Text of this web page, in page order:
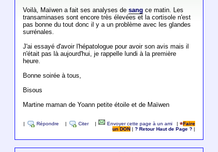
Voilà, Maïwen a fait ses analyses de sang ce matin. Les
transaminases sont encore très élevées et la cortisole n'est
pas bonne du tout donc il y a un problème avec les glandes
surrénales.
J'ai essayé d'avoir l'hépatologue pour avoir son avis mais il
n'était pas là aujourd'hui, je rappelle lundi à la première
heure.
Bonne soirée à tous,
Bisous
Martine maman de Yoann petite étoile et de Maïwen
Répondre Citer Envoyer cette page à un ami |
Faire
un DON
|? Retour Haut de Page ?